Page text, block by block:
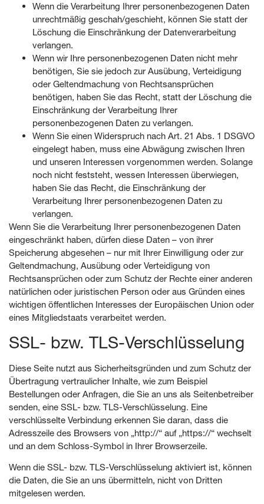
Wenn die Verarbeitung Ihrer personenbezogenen Daten
unrechtmäßig geschah/geschieht, können Sie statt der
Löschung die Einschränkung der Datenverarbeitung
verlangen.
Wenn wir Ihre personenbezogenen Daten nicht mehr
benötigen, Sie sie jedoch zur Ausübung, Verteidigung
oder Geltendmachung von Rechtsansprüchen
benötigen, haben Sie das Recht, statt der Löschung die
Einschränkung der Verarbeitung Ihrer
personenbezogenen Daten zu verlangen.
Wenn Sie einen Widerspruch nach Art. 21 Abs. 1 DSGVO
eingelegt haben, muss eine Abwägung zwischen Ihren
und unseren Interessen vorgenommen werden. Solange
noch nicht feststeht, wessen Interessen überwiegen,
haben Sie das Recht, die Einschränkung der
Verarbeitung Ihrer personenbezogenen Daten zu
verlangen.
Wenn Sie die Verarbeitung Ihrer personenbezogenen Daten
eingeschränkt haben, dürfen diese Daten – von ihrer
Speicherung abgesehen – nur mit Ihrer Einwilligung oder zur
Geltendmachung, Ausübung oder Verteidigung von
Rechtsansprüchen oder zum Schutz der Rechte einer anderen
natürlichen oder juristischen Person oder aus Gründen eines
wichtigen öffentlichen Interesses der Europäischen Union oder
eines Mitgliedstaats verarbeitet werden.
SSL- bzw. TLS-Verschlüsselung
Diese Seite nutzt aus Sicherheitsgründen und zum Schutz der
Übertragung vertraulicher Inhalte, wie zum Beispiel
Bestellungen oder Anfragen, die Sie an uns als Seitenbetreiber
senden, eine SSL- bzw. TLS-Verschlüsselung. Eine
verschlüsselte Verbindung erkennen Sie daran, dass die
Adresszeile des Browsers von „http://“ auf „https://“ wechselt
und an dem Schloss-Symbol in Ihrer Browserzeile.
Wenn die SSL- bzw. TLS-Verschlüsselung aktiviert ist, können
die Daten, die Sie an uns übermitteln, nicht von Dritten
mitgelesen werden.